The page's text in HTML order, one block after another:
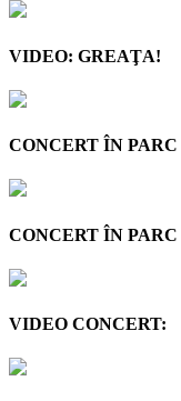
VIDEO: GREAŢA!
CONCERT ÎN PARC
CONCERT ÎN PARC
VIDEO CONCERT: